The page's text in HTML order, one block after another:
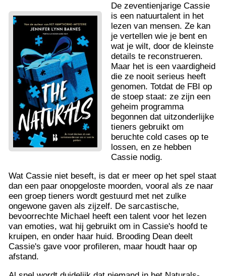
De zeventienjarige Cassie
is een natuurtalent in het
lezen van mensen. Ze kan
je vertellen wie je bent en
wat je wilt, door de kleinste
details te reconstrueren.
Maar het is een vaardigheid
die ze nooit serieus heeft
genomen. Totdat de FBI op
de stoep staat: ze zijn een
geheim programma
begonnen dat uitzonderlijke
tieners gebruikt om
beruchte cold cases op te
lossen, en ze hebben
Cassie nodig.
Wat Cassie niet beseft, is dat er meer op het spel staat
dan een paar onopgeloste moorden, vooral als ze naar
een groep tieners wordt gestuurd met net zulke
ongewone gaven als zijzelf. De sarcastische,
bevoorrechte Michael heeft een talent voor het lezen
van emoties, wat hij gebruikt om in Cassie's hoofd te
kruipen, en onder haar huid. Brooding Dean deelt
Cassie's gave voor profileren, maar houdt haar op
afstand.